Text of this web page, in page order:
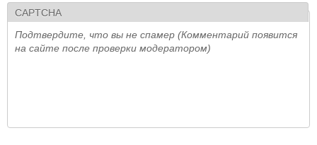
CAPTCHA
Подтвердите, что вы не спамер (Комментарий появится
на сайте после проверки модератором)